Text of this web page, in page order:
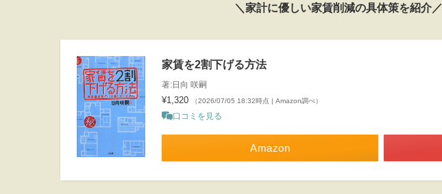
＼家計に優しい家賃削減の具体策を紹介／
家賃を2割下げる方法
著:日向 咲嗣
¥1,320 （2026/07/05 18:32時点 | Amazon調べ）
口コミを見る
Amazon